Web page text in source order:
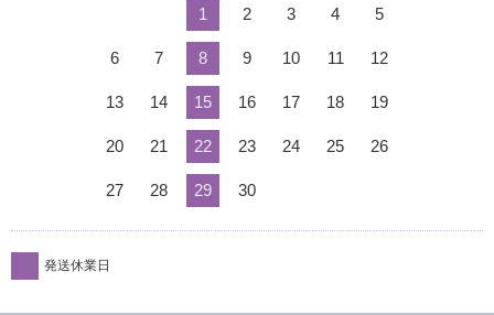
1
2 3 4 5
6 7 8 9 10 11 12
13 14 15 16 17 18 19
20 21 22 23 24 25 26
27 28 29 30
発送休業日